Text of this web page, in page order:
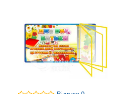
на власних виробничих
допомогти нашим клієнтам
забезпечення
організацій.
товарів, який потребує
заміни інформації. Плакати з